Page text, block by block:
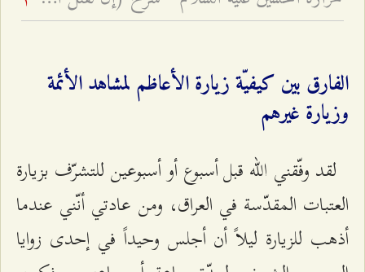
الفارق بين كيفيّة زيارة الأعاظم لمشاهد الأئمة
وزيارة غيرهم
لقد وفّقني الله قبل أسبوع أو أسبوعين للتشرّف بزيارة
العتبات المقدّسة في العراق، ومن عادتي أنّني عندما
أذهب للزيارة ليلاً أن أجلس وحيداً في إحدى زوايا